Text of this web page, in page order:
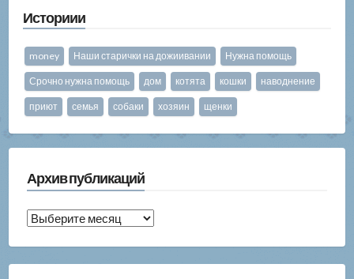
Историии
money Наши старички на дожиивании Нужна помощь
Срочно нужна помощь дом котята кошки наводнение
приют семья собаки хозяин щенки
Архив публикаций
Архив